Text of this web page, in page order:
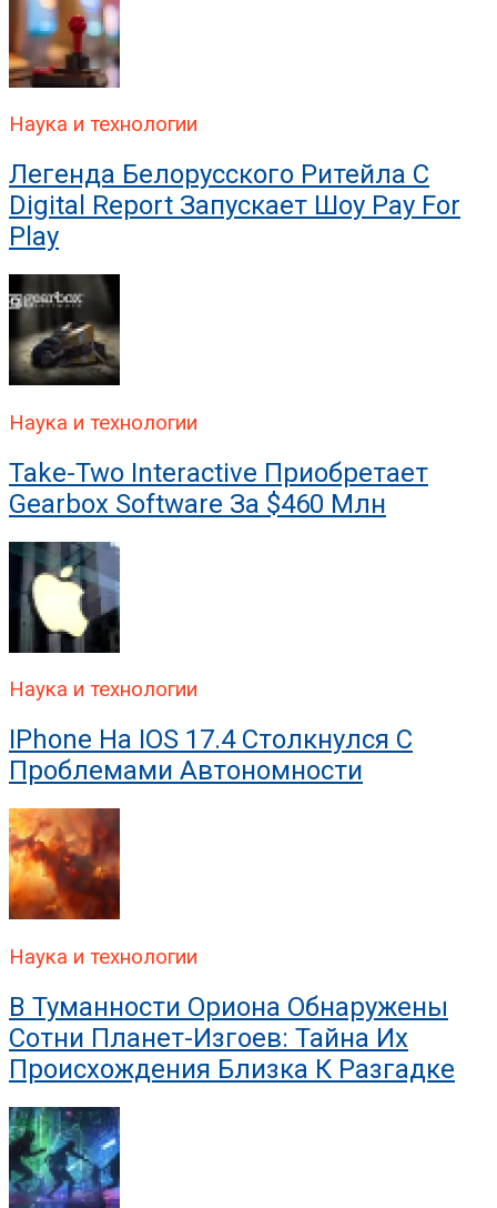
Наука и технологии
Легенда Белорусского Ритейла C
Digital Report Запускает Шоу Pay For
Play
Наука и технологии
Take-Two Interactive Приобретает
Gearbox Software За $460 Млн
Наука и технологии
IPhone На IOS 17.4 Столкнулся С
Проблемами Автономности
Наука и технологии
В Туманности Ориона Обнаружены
Сотни Планет-Изгоев: Тайна Их
Происхождения Близка К Разгадке